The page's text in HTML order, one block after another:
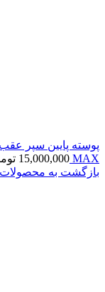
MAX
15,000,000
بازگشت به محصولات